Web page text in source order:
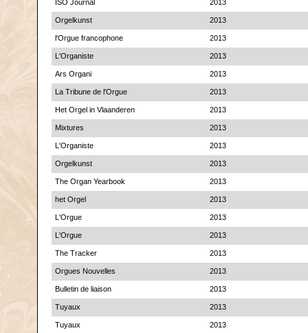
ISO Journal 2013
Orgelkunst 2013
l'Orgue francophone 2013
L'Organiste 2013
Ars Organi 2013
La Tribune de l'Orgue 2013
Het Orgel in Vlaanderen 2013
Mixtures 2013
L'Organiste 2013
Orgelkunst 2013
The Organ Yearbook 2013
het Orgel 2013
L'Orgue 2013
L'Orgue 2013
The Tracker 2013
Orgues Nouvelles 2013
Bulletin de liaison 2013
Tuyaux 2013
Tuyaux 2013